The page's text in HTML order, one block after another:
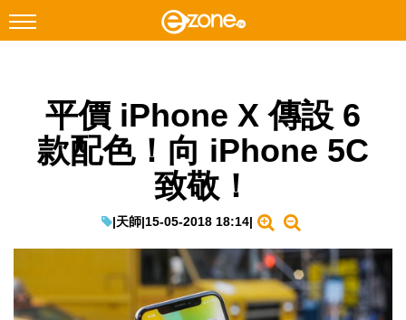
Facebook Instagram
科技焦點
教學評測
EduTech
平價 iPhone X 傳設 6
款配色！向 iPhone 5C
致敬！
|天師|15-05-2018 18:14|